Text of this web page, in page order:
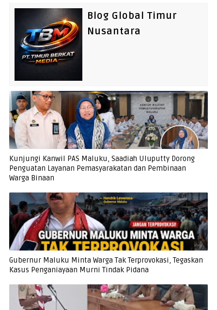
Blog Global Timur
Nusantara
Kunjungi Kanwil PAS Maluku, Saadiah Uluputty Dorong
Penguatan Layanan Pemasyarakatan dan Pembinaan
Warga Binaan
Gubernur Maluku Minta Warga Tak Terprovokasi, Tegaskan
Kasus Penganiayaan Murni Tindak Pidana